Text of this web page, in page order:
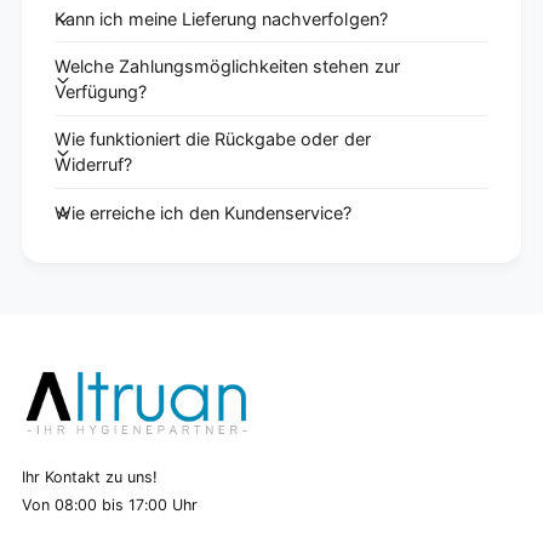
Kann ich meine Lieferung nachverfolgen?
Welche Zahlungsmöglichkeiten stehen zur
Verfügung?
Wie funktioniert die Rückgabe oder der
Widerruf?
Wie erreiche ich den Kundenservice?
Ihr Kontakt zu uns!
Von 08:00 bis 17:00 Uhr